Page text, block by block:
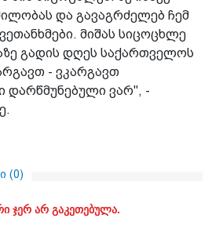
და გავაგრძელებ ჩემ
მიშას სიცოცხლე
გადის დღეს საქართველოს
- ვკარგავთ
დარწმუნებული ვარ", -
(0)
ჯერ არ გაკეთებულა.